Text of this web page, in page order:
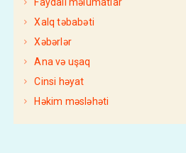
Faydalı məlumatlar
Xalq təbabəti
Xəbərlər
Ana və uşaq
Cinsi həyat
Həkim məsləhəti